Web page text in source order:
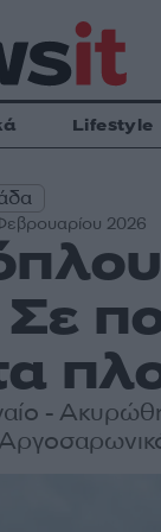
Lifestyle
2026
-